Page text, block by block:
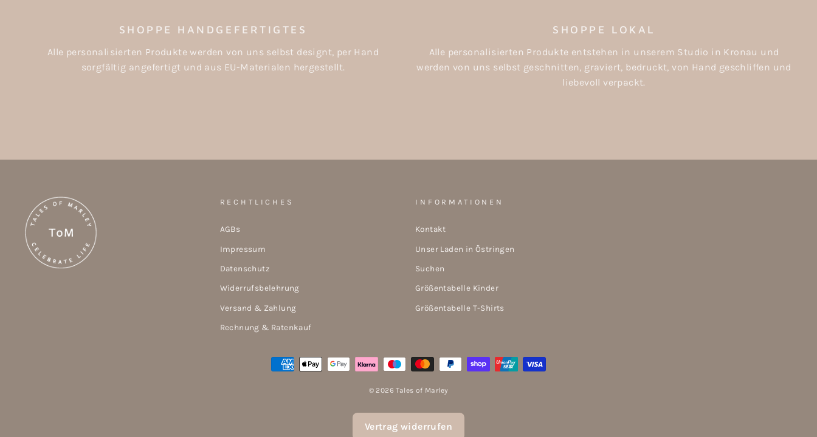
SHOPPE HANDGEFERTIGTES
Alle personalisierten Produkte werden von uns selbst designt, per Hand
sorgfältig angefertigt und aus EU-Materialen hergestellt.
SHOPPE LOKAL
Alle personalisierten Produkte entstehen in unserem Studio in Kronau und
werden von uns selbst geschnitten, graviert, bedruckt, von Hand geschliffen und
liebevoll verpackt.
RECHTLICHES
AGBs
Impressum
Datenschutz
Widerrufsbelehrung
Versand & Zahlung
Rechnung & Ratenkauf
INFORMATIONEN
Kontakt
Unser Laden in Östringen
Suchen
Größentabelle Kinder
Größentabelle T-Shirts
© 2026 Tales of Marley
Vertrag widerrufen